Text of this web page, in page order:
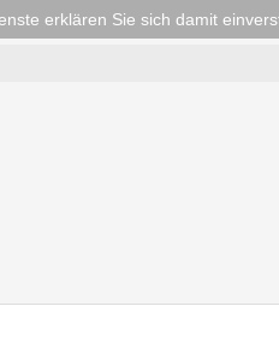
erklären Sie sich damit